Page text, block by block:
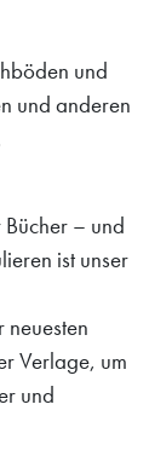
und
und anderen
– und
ist unser
Verlage, um
und